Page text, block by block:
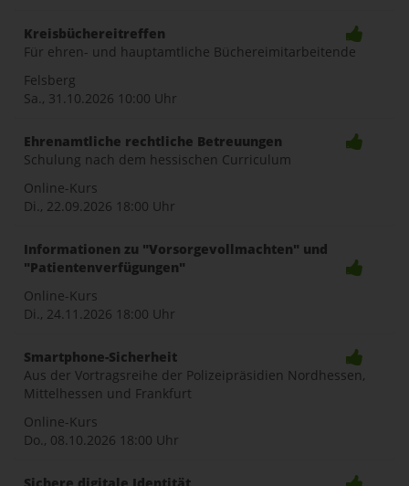
Kreisbüchereitreffen
Für ehren- und hauptamtliche Büchereimitarbeitende
Felsberg
Sa., 31.10.2026 10:00 Uhr
Ehrenamtliche rechtliche Betreuungen
Schulung nach dem hessischen Curriculum
Online-Kurs
Di., 22.09.2026 18:00 Uhr
Informationen zu "Vorsorgevollmachten" und
"Patientenverfügungen"
Online-Kurs
Di., 24.11.2026 18:00 Uhr
Smartphone-Sicherheit
Aus der Vortragsreihe der Polizeipräsidien Nordhessen,
Mittelhessen und Frankfurt
Online-Kurs
Do., 08.10.2026 18:00 Uhr